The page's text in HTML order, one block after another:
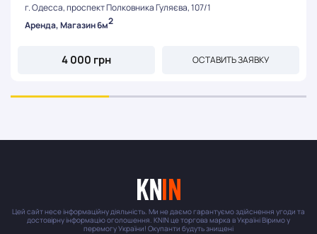
г. Одесса, проспект Полковника Гуляєва, 107/1
Аренда, Магазин 6м2
4 000 грн ОСТАВИТЬ ЗАЯВКУ
Цей сайт несе інформаційну діяльність. Ми не даємо гарантуємо здійснення угоди та
достовірну інформацію оголошення. KNIN це торгова марка в Україні Віримо у
перемогу України! Окупанти будуть знищені